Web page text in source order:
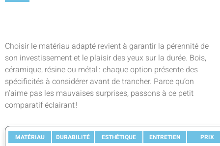
Choisir le matériau adapté revient à garantir la pérennité de
son investissement et le plaisir des yeux sur la durée. Bois,
céramique, résine ou métal : chaque option présente des
spécificités à considérer avant de trancher. Parce qu’on
n’aime pas les mauvaises surprises, passons à ce petit
comparatif éclairant !
MATÉRIAU DURABILITÉ ESTHÉTIQUE ENTRETIEN PRIX